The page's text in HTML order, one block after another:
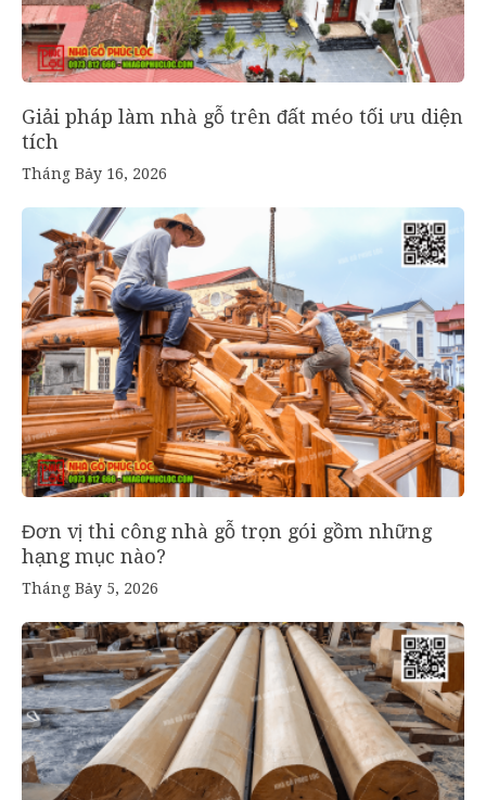
Giải pháp làm nhà gỗ trên đất méo tối ưu diện
tích
Tháng Bảy 16, 2026
Đơn vị thi công nhà gỗ trọn gói gồm những
hạng mục nào?
Tháng Bảy 5, 2026